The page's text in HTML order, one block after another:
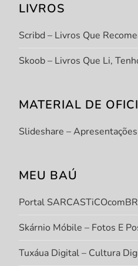
LIVROS
Scribd – Livros Que
Skoob – Livros Que Li,
MATERIAL DE
Slideshare –
MEU BAÚ
Portal SARCASTiCOcomBR
Skárnio Móbile – Fotos E
Tuxáua Digital – Cultura